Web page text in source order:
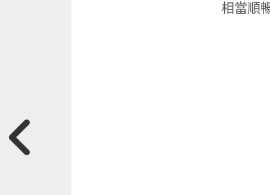
相當順